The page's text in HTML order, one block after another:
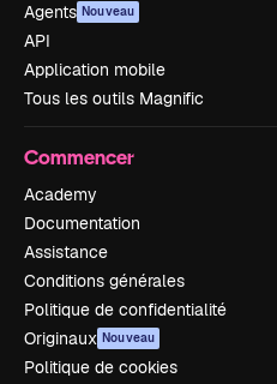
Agents Nouveau
API
Application mobile
Tous les outils Magnific
Commencer
Academy
Documentation
Assistance
Conditions générales
Politique de confidentialité
Originaux Nouveau
Politique de cookies